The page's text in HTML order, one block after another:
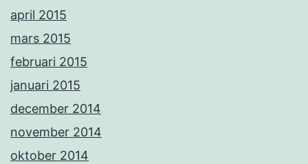
april 2015
mars 2015
februari 2015
januari 2015
december 2014
november 2014
oktober 2014